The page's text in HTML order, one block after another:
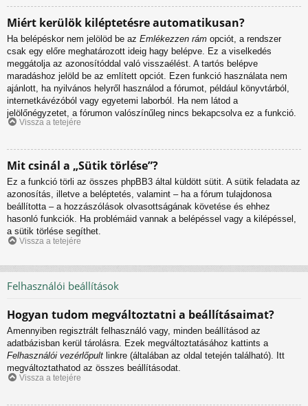
Miért kerülök kiléptetésre automatikusan?
Ha belépéskor nem jelölöd be az Emlékezzen rám opciót, a rendszer
csak egy előre meghatározott ideig hagy belépve. Ez a viselkedés
meggátolja az azonosítóddal való visszaélést. A tartós belépve
maradáshoz jelöld be az említett opciót. Ezen funkció használata nem
ajánlott, ha nyilvános helyről használod a fórumot, például könyvtárból,
internetkávézóból vagy egyetemi laborból. Ha nem látod a
jelölőnégyzetet, a fórumon valószínűleg nincs bekapcsolva ez a funkció.
Vissza a tetejére
Mit csinál a „Sütik törlése”?
Ez a funkció törli az összes phpBB3 által küldött sütit. A sütik feladata az
azonosítás, illetve a beléptetés, valamint – ha a fórum tulajdonosa
beállította – a hozzászólások olvasottságának követése és ehhez
hasonló funkciók. Ha problémáid vannak a belépéssel vagy a kilépéssel,
a sütik törlése segíthet.
Vissza a tetejére
Felhasználói beállítások
Hogyan tudom megváltoztatni a beállításaimat?
Amennyiben regisztrált felhasználó vagy, minden beállításod az
adatbázisban kerül tárolásra. Ezek megváltoztatásához kattints a
Felhasználói vezérlőpult linkre (általában az oldal tetején található). Itt
megváltoztathatod az összes beállításodat.
Vissza a tetejére